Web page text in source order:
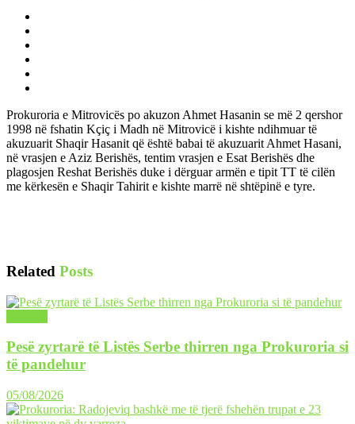
Prokuroria e Mitrovicës po akuzon Ahmet Hasanin se më 2 qershor
1998 në fshatin Kçiç i Madh në Mitrovicë i kishte ndihmuar të
akuzuarit Shaqir Hasanit që është babai të akuzuarit Ahmet Hasani,
në vrasjen e Aziz Berishës, tentim vrasjen e Esat Berishës dhe
plagosjen Reshat Berishës duke i dërguar armën e tipit TT të cilën
me kërkesën e Shaqir Tahirit e kishte marrë në shtëpinë e tyre.
Related Posts
Pesë zyrtarë të Listës Serbe thirren nga Prokuroria si
të pandehur
05/08/2026